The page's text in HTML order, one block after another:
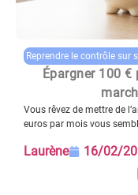
Reprendre le contrôle sur
Épargner 100 €
Vous rêvez de mettre de
euros par mois vous
Laurène 16/02/